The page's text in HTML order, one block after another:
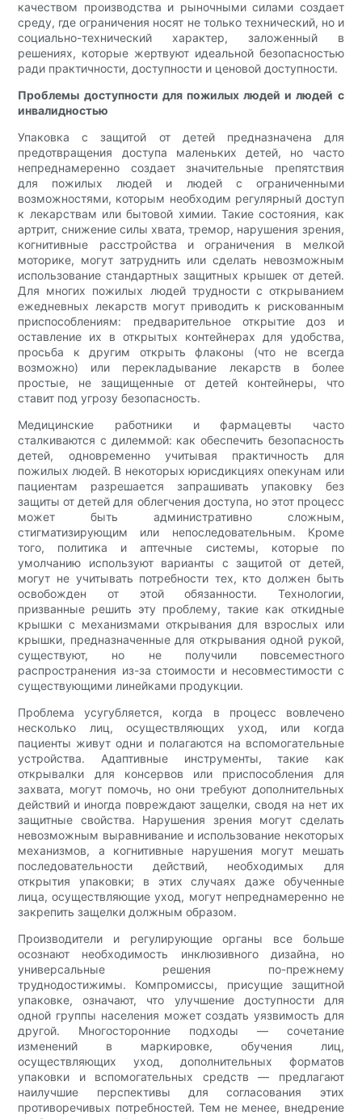
качеством производства и рыночными силами создает
среду, где ограничения носят не только технический, но и
социально-технический характер, заложенный в
решениях, которые жертвуют идеальной безопасностью
ради практичности, доступности и ценовой доступности.
Проблемы доступности для пожилых людей и людей с
инвалидностью
Упаковка с защитой от детей предназначена для
предотвращения доступа маленьких детей, но часто
непреднамеренно создает значительные препятствия
для пожилых людей и людей с ограниченными
возможностями, которым необходим регулярный доступ
к лекарствам или бытовой химии. Такие состояния, как
артрит, снижение силы хвата, тремор, нарушения зрения,
когнитивные расстройства и ограничения в мелкой
моторике, могут затруднить или сделать невозможным
использование стандартных защитных крышек от детей.
Для многих пожилых людей трудности с открыванием
ежедневных лекарств могут приводить к рискованным
приспособлениям: предварительное открытие доз и
оставление их в открытых контейнерах для удобства,
просьба к другим открыть флаконы (что не всегда
возможно) или перекладывание лекарств в более
простые, не защищенные от детей контейнеры, что
ставит под угрозу безопасность.
Медицинские работники и фармацевты часто
сталкиваются с дилеммой: как обеспечить безопасность
детей, одновременно учитывая практичность для
пожилых людей. В некоторых юрисдикциях опекунам или
пациентам разрешается запрашивать упаковку без
защиты от детей для облегчения доступа, но этот процесс
может быть административно сложным,
стигматизирующим или непоследовательным. Кроме
того, политика и аптечные системы, которые по
умолчанию используют варианты с защитой от детей,
могут не учитывать потребности тех, кто должен быть
освобожден от этой обязанности. Технологии,
призванные решить эту проблему, такие как откидные
крышки с механизмами открывания для взрослых или
крышки, предназначенные для открывания одной рукой,
существуют, но не получили повсеместного
распространения из-за стоимости и несовместимости с
существующими линейками продукции.
Проблема усугубляется, когда в процесс вовлечено
несколько лиц, осуществляющих уход, или когда
пациенты живут одни и полагаются на вспомогательные
устройства. Адаптивные инструменты, такие как
открывалки для консервов или приспособления для
захвата, могут помочь, но они требуют дополнительных
действий и иногда повреждают защелки, сводя на нет их
защитные свойства. Нарушения зрения могут сделать
невозможным выравнивание и использование некоторых
механизмов, а когнитивные нарушения могут мешать
последовательности действий, необходимых для
открытия упаковки; в этих случаях даже обученные
лица, осуществляющие уход, могут непреднамеренно не
закрепить защелки должным образом.
Производители и регулирующие органы все больше
осознают необходимость инклюзивного дизайна, но
универсальные решения по-прежнему
труднодостижимы. Компромиссы, присущие защитной
упаковке, означают, что улучшение доступности для
одной группы населения может создать уязвимость для
другой. Многосторонние подходы — сочетание
изменений в маркировке, обучения лиц,
осуществляющих уход, дополнительных форматов
упаковки и вспомогательных средств — предлагают
наилучшие перспективы для согласования этих
противоречивых потребностей. Тем не менее, внедрение